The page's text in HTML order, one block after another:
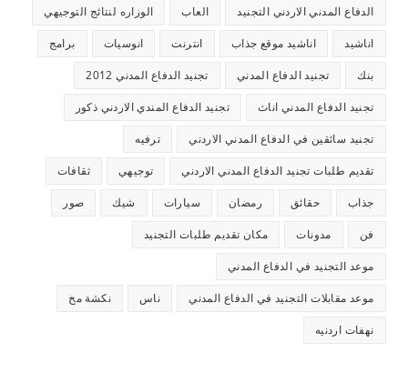
الدفاع المدني الاردني التجنيد العاب الوزاره لنتائج التوجيهي
اناشيد اناشيد موقع جذاب انترنت انوسيات برامج
بنك تجنيد الدفاع المدني تجنيد الدفاع المدني 2012
تجنيد الدفاع المدني اناث تجنيد الدفاع المندي الاردني ذكور
تجنيد سائقين في الدفاع المدني الاردني ترفيه
تقديم طلبات تجنيد الدفاع المدني الاردني توجيهي ثقافات
جذاب حقائق رمضان سيارات شيك صور
فن مدونات مكان تقديم طلبات التجنيد
موعد التجنيد في الدفاع المدني
موعد مقابلات التجنيد في الدفاع المدني ناس نكشة مخ
نهفات اردنيه